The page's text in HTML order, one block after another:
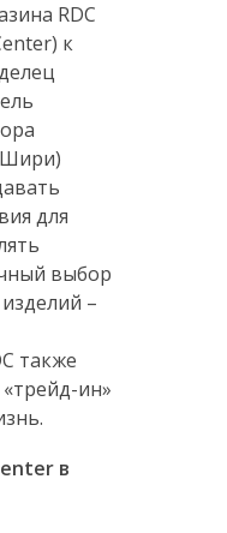
RDC
к
для
выбор
–
также
«трейд-ин»
в